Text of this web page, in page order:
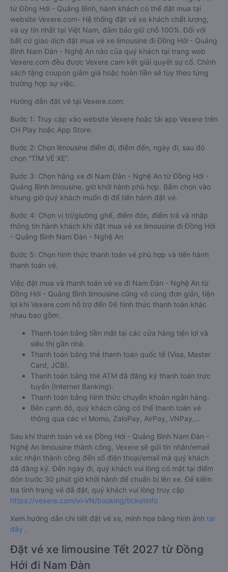
từ Đồng Hới - Quảng Bình, hành khách có thể đặt mua tại
website Vexere.com- Hệ thống đặt vé xe khách chất lượng,
và uy tín nhất tại Việt Nam, đảm bảo giữ chỗ 100%. Đối với
bất cứ giao dịch đặt mua vé xe limousine đi Đồng Hới - Quảng
Bình Nam Đàn - Nghệ An nào của quý khách tại trang web
Vexere.com đều được Vexere cam kết giải quyết sự cố. Chính
sách tặng coupon giảm giá hoặc hoàn tiền sẽ tùy theo từng
trường hợp sự việc.
Hướng dẫn đặt vé tại Vexere.com:
Bước 1: Truy cập vào website Vexere hoặc tải app Vexere trên
CH Play hoặc App Store.
Bước 2: Chọn limousine điểm đi, điểm đến, ngày đi, sau đó
chọn “TÌM VÉ XE”.
Bước 3: Chọn hãng xe đi Nam Đàn - Nghệ An từ Đồng Hới -
Quảng Bình limousine, giờ khởi hành phù hợp. Bấm chọn vào
khung giờ quý khách muốn đi để tiến hành đặt vé.
Bước 4: Chọn vị trí/giường ghế, điểm đón, điểm trả và nhập
thông tin hành khách khi đặt mua vé xe limousine đi Đồng Hới
- Quảng Bình Nam Đàn - Nghệ An
Bước 5: Chọn hình thức thanh toán vé phù hợp và tiến hành
thanh toán vé.
Việc đặt mua và thanh toán vé xe đi Nam Đàn - Nghệ An từ
Đồng Hới - Quảng Bình limousine cũng vô cùng đơn giản, tiện
lợi khi Vexere.com hỗ trợ đến 06 hình thức thanh toán khác
nhau bao gồm:
Thanh toán bằng tiền mặt tại các cửa hàng tiện lợi và
siêu thị gần nhà.
Thanh toán bằng thẻ thanh toán quốc tế (Visa, Master
Card, JCB).
Thanh toán bằng thẻ ATM đã đăng ký thanh toán trực
tuyến (Internet Banking).
Thanh toán bằng hình thức chuyển khoản ngân hàng.
Bên cạnh đó, quý khách cũng có thể thanh toán vé
thông qua các ví Momo, ZaloPay, AirPay, VNPay,…
Sau khi thanh toán vé xe Đồng Hới - Quảng Bình Nam Đàn -
Nghệ An limousine thành công, Vexere sẽ gửi tin nhắn/email
xác nhận thành công đến số điện thoại/email mà quý khách
đã đăng ký. Đến ngày đi, quý khách vui lòng có mặt tại điểm
đón trước 30 phút giờ khởi hành để chuẩn bị lên xe. Để kiểm
tra tình trạng vé đã đặt, quý khách vui lòng truy cập
https://vexere.com/vi-VN/booking/ticketinfo
Xem hướng dẫn chi tiết đặt vé xe, minh họa bằng hình ảnh tại
đây .
Đặt vé xe limousine Tết 2027 từ Đồng
Hới đi Nam Đàn